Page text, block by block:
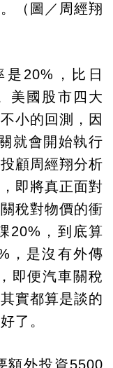
（圖／周經翔
20%，比日
美國股市四大
小的回測，因
就會開始執行
顧周經翔分析
即將真正面對
稅對物價的衝
20%，到底算
，是沒有外傳
即便汽車關稅
實都算是談的
了。
額外投資5500